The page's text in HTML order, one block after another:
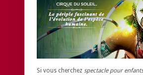
Si vous cherchez spectacle pour enfants